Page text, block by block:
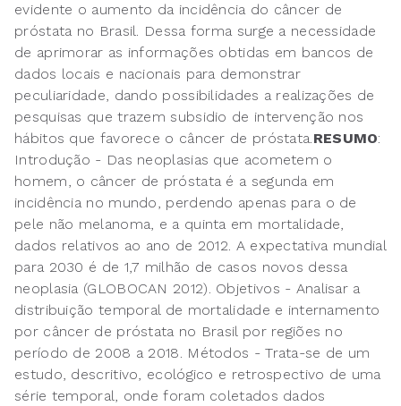
evidente o aumento da incidência do câncer de
próstata no Brasil. Dessa forma surge a necessidade
de aprimorar as informações obtidas em bancos de
dados locais e nacionais para demonstrar
peculiaridade, dando possibilidades a realizações de
pesquisas que trazem subsidio de intervenção nos
hábitos que favorece o câncer de próstata.RESUMO:
Introdução - Das neoplasias que acometem o
homem, o câncer de próstata é a segunda em
incidência no mundo, perdendo apenas para o de
pele não melanoma, e a quinta em mortalidade,
dados relativos ao ano de 2012. A expectativa mundial
para 2030 é de 1,7 milhão de casos novos dessa
neoplasia (GLOBOCAN 2012). Objetivos - Analisar a
distribuição temporal de mortalidade e internamento
por câncer de próstata no Brasil por regiões no
período de 2008 a 2018. Métodos - Trata-se de um
estudo, descritivo, ecológico e retrospectivo de uma
série temporal, onde foram coletados dados